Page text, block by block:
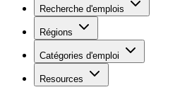
Recherche d'emplois
Régions
Catégories d'emploi
Resources